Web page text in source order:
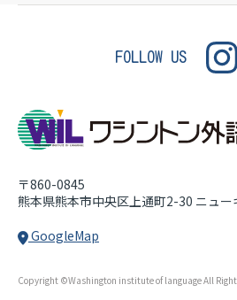
FOLLOW US
〒860-0845
熊本県熊本市中央区上通町2-30 ニュー
GoogleMap
Copyright ©Washington institute of language All